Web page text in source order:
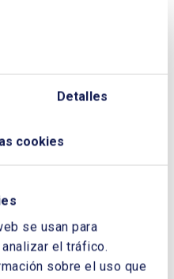
Detalles
cookies
se usan para
el tráfico.
sobre el uso que
AL